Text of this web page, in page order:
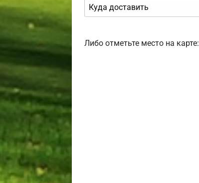
Либо отметьте место на карте: